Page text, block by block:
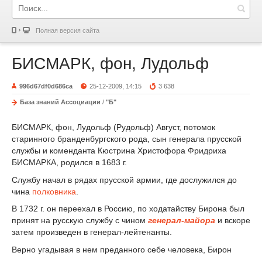
Полная версия сайта
БИСМАРК, фон, Лудольф
996d67df0d686ca 25-12-2009, 14:15 3 638
База знаний Ассоциации / "Б"
БИСМАРК, фон, Лудольф (Рудольф) Август, потомок
старинного бранденбургского рода, сын генерала прусской
службы и коменданта Кюстрина Христофора Фридриха
БИСМАРКА, родился в 1683 г.
Службу начал в рядах прусской армии, где дослужился до
чина полковника
В 1732 г. он переехал в Россию, по ходатайству Бирона был
принят на русскую службу с чином генерал-майора и вскоре
затем произведен в генерал-лейтенанты.
Верно угадывая в нем преданного себе человека, Бирон